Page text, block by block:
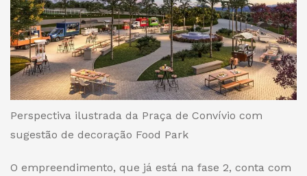
Perspectiva ilustrada da Praça de Convívio com
sugestão de decoração Food Park
O empreendimento, que já está na fase 2, conta com